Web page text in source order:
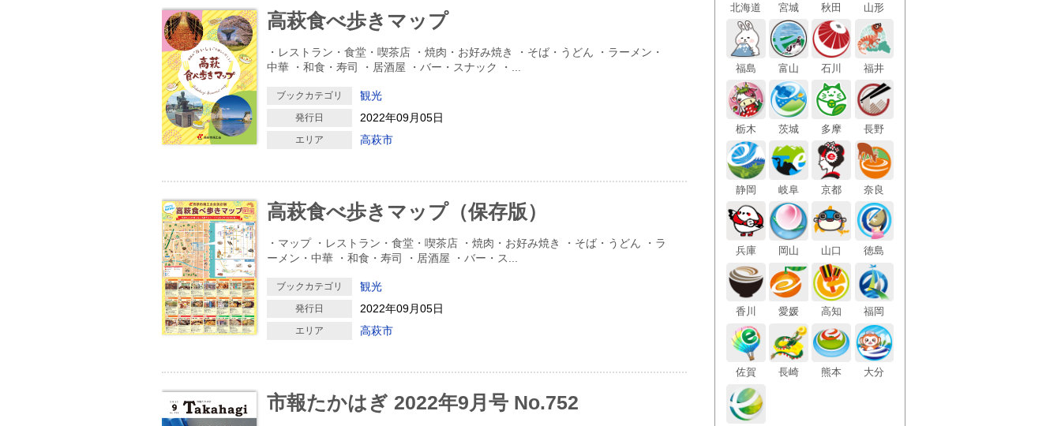
高萩食べ歩きマップ
・レストラン・食堂・喫茶店 ・焼肉・お好み焼き ・そば・うどん ・ラーメン・
中華 ・和食・寿司 ・居酒屋 ・バー・スナック ・
ブックカテゴリ 観光
発行日 2022年09月05日
エリア 高萩市
高萩食べ歩きマップ（保存版）
・マップ ・レストラン・食堂・喫茶店 ・焼肉・お好み焼き ・そば・うどん ・ラ
ーメン・中華 ・和食・寿司 ・居酒屋 ・バー・ス
ブックカテゴリ 観光
発行日 2022年09月05日
エリア 高萩市
市報たかはぎ 2022年9月号 No.752
北海道 宮城 秋田 山形
福島 富山 石川 福井
栃木 茨城 多摩 長野
静岡 岐阜 京都 奈良
兵庫 岡山 山口 徳島
香川 愛媛 高知 福岡
佐賀 長崎 熊本 大分